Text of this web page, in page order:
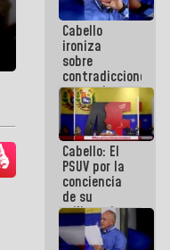
por que no
sabemos si
la semana
que viene
hay
programa
Cabello
ironiza
sobre
contradicciones
y mentiras
de María
Machado:
¡Créanle!
Cabello: El
PSUV por la
conciencia
de su
militancia
es la
organización